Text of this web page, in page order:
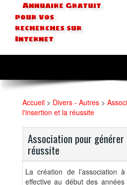
Annuaire Gratuit
pour vos
recherches sur
Internet
Accueil > Divers - Autres >
l'insertion et la réussite
Association pour
réussite
La création de l’association
effective au début des